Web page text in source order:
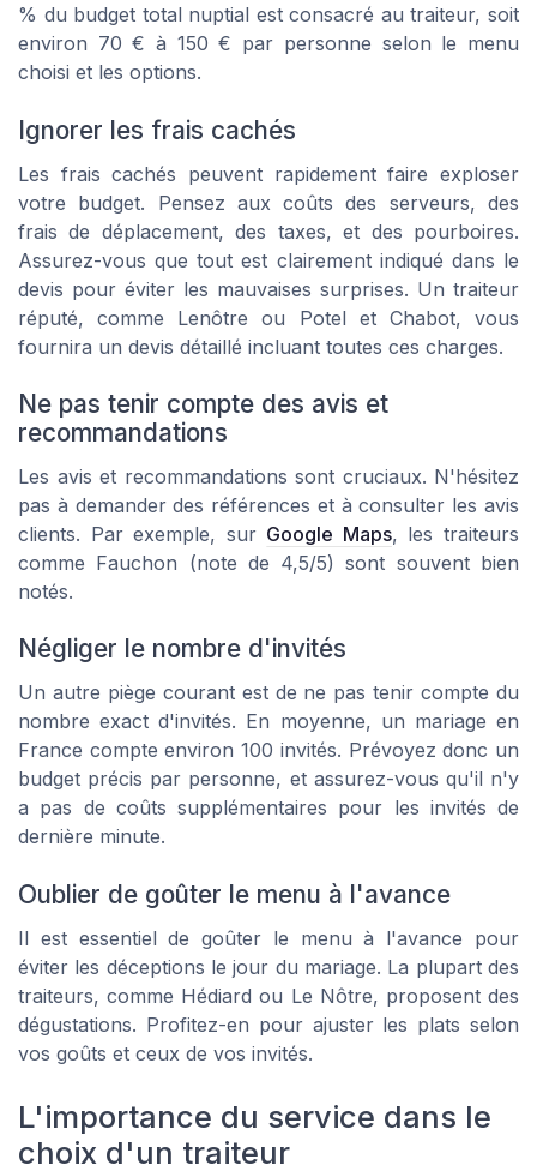
% du budget total nuptial est consacré au traiteur, soit
environ 70 € à 150 € par personne selon le menu
choisi et les options.
Ignorer les frais cachés
Les frais cachés peuvent rapidement faire exploser
votre budget. Pensez aux coûts des serveurs, des
frais de déplacement, des taxes, et des pourboires.
Assurez-vous que tout est clairement indiqué dans le
devis pour éviter les mauvaises surprises. Un traiteur
réputé, comme Lenôtre ou Potel et Chabot, vous
fournira un devis détaillé incluant toutes ces charges.
Ne pas tenir compte des avis et
recommandations
Les avis et recommandations sont cruciaux. N'hésitez
pas à demander des références et à consulter les avis
clients. Par exemple, sur Google Maps, les traiteurs
comme Fauchon (note de 4,5/5) sont souvent bien
notés.
Négliger le nombre d'invités
Un autre piège courant est de ne pas tenir compte du
nombre exact d'invités. En moyenne, un mariage en
France compte environ 100 invités. Prévoyez donc un
budget précis par personne, et assurez-vous qu'il n'y
a pas de coûts supplémentaires pour les invités de
dernière minute.
Oublier de goûter le menu à l'avance
Il est essentiel de goûter le menu à l'avance pour
éviter les déceptions le jour du mariage. La plupart des
traiteurs, comme Hédiard ou Le Nôtre, proposent des
dégustations. Profitez-en pour ajuster les plats selon
vos goûts et ceux de vos invités.
L'importance du service dans le
choix d'un traiteur